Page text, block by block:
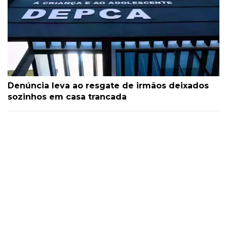
Denúncia leva ao resgate de irmãos deixados
sozinhos em casa trancada